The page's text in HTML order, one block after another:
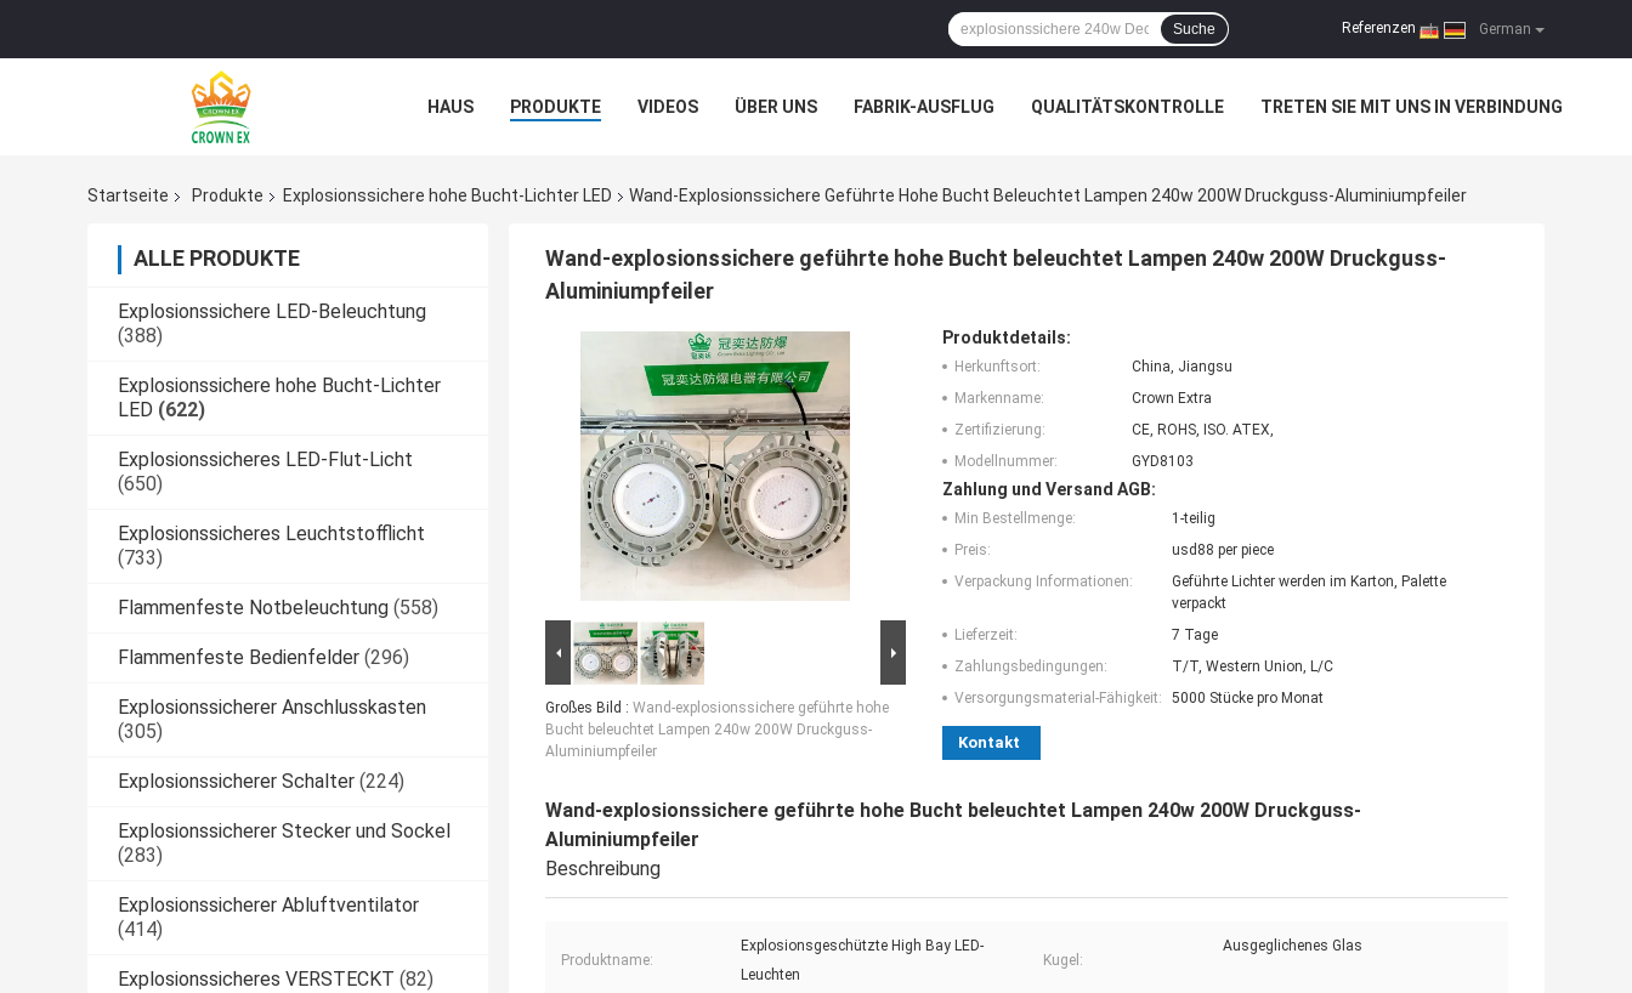
German
Referenzen |
Suche
HAUS PRODUKTE VIDEOS ÜBER UNS FABRIK-AUSFLUG QUALITÄTSKONTROLLE TRETEN SIE MIT UNS IN VERBINDUNG
Startseite
Produkte Explosionssichere hohe Bucht-Lichter LED Wand-Explosionssichere Geführte Hohe Bucht Beleuchtet Lampen 240w 200W Druckguss-Aluminiumpfeiler
ALLE PRODUKTE
Explosionssichere LED-Beleuchtung
(388)
Explosionssichere hohe Bucht-Lichter
LED (622)
Explosionssicheres LED-Flut-Licht
(650)
Explosionssicheres Leuchtstofflicht
(733)
Flammenfeste Notbeleuchtung (558)
Flammenfeste Bedienfelder (296)
Explosionssicherer Anschlusskasten
(305)
Explosionssicherer Schalter (224)
Explosionssicherer Stecker und Sockel
(283)
Explosionssicherer Abluftventilator
(414)
Explosionssicheres VERSTECKT (82)
Wand-explosionssichere geführte hohe Bucht beleuchtet Lampen 240w 200W Druckguss-
Aluminiumpfeiler
Großes Bild : Wand-explosionssichere geführte hohe
Bucht beleuchtet Lampen 240w 200W Druckguss-
Aluminiumpfeiler
Produktdetails:
Herkunftsort:
China, Jiangsu
Markenname:
Crown Extra
Zertifizierung:
CE, ROHS, ISO. ATEX,
Modellnummer:
GYD8103
Zahlung und Versand AGB:
Min Bestellmenge:
1-teilig
Preis:
usd88 per piece
Verpackung Informationen:
Geführte Lichter werden im Karton, Palette
verpackt
Lieferzeit:
7 Tage
Zahlungsbedingungen:
T/T, Western Union, L/C
Versorgungsmaterial-Fähigkeit:
5000 Stücke pro Monat
Kontakt
Wand-explosionssichere geführte hohe Bucht beleuchtet Lampen 240w 200W Druckguss-
Aluminiumpfeiler
Beschreibung
Produktname:
Explosionsgeschützte High Bay LED-
Leuchten
Kugel:
Ausgeglichenes Glas